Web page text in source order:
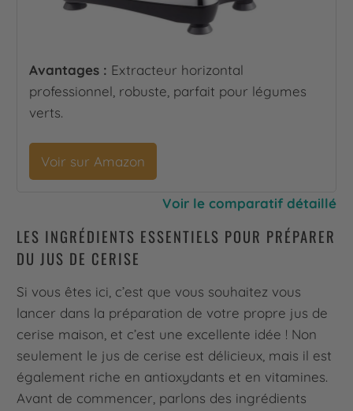
Avantages : Extracteur horizontal
professionnel, robuste, parfait pour légumes
verts.
Voir sur Amazon
Voir le comparatif détaillé
LES INGRÉDIENTS ESSENTIELS POUR PRÉPARER
DU JUS DE CERISE
Si vous êtes ici, c’est que vous souhaitez vous
lancer dans la préparation de votre propre jus de
cerise maison, et c’est une excellente idée ! Non
seulement le jus de cerise est délicieux, mais il est
également riche en antioxydants et en vitamines.
Avant de commencer, parlons des ingrédients